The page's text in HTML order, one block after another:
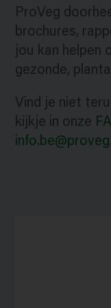
ProVeg
brochures,
jou kan helpen
gezonde,
Vind je niet
kijkje in onze